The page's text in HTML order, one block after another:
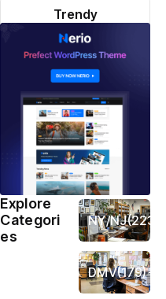
Trendy
Explore
Categori
es
NY/NJ(223)
DMV(179)